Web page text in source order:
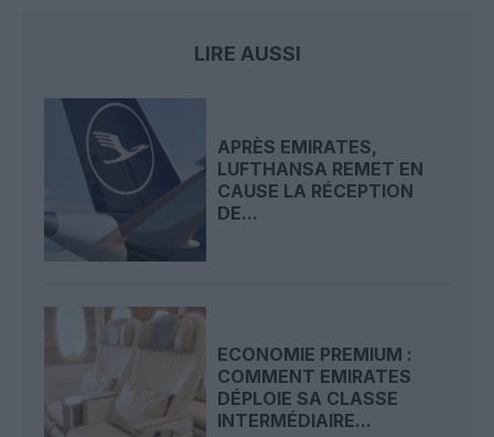
LIRE AUSSI
APRÈS EMIRATES,
LUFTHANSA REMET EN
CAUSE LA RÉCEPTION
DE...
ECONOMIE PREMIUM :
COMMENT EMIRATES
DÉPLOIE SA CLASSE
INTERMÉDIAIRE...